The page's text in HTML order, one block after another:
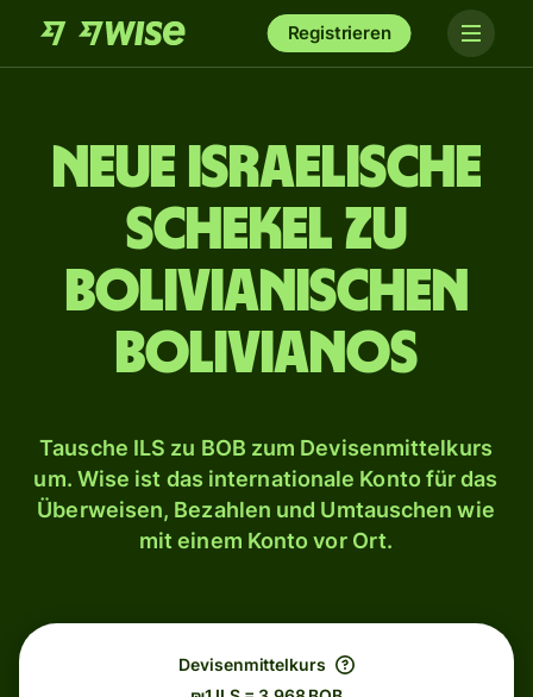
Registrieren
Neue israelische
Schekel zu
bolivianischen
Bolivianos
Tausche ILS zu BOB zum Devisenmittelkurs
um. Wise ist das internationale Konto für das
Überweisen, Bezahlen und Umtauschen wie
mit einem Konto vor Ort.
Devisenmittelkurs